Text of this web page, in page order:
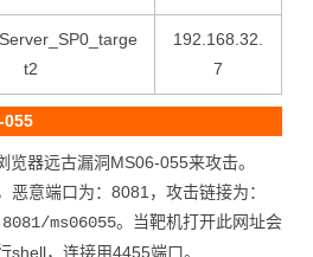
t2
192.168.32.
7
055
器远古漏洞MS06-055来攻击。
恶意端口为：8081，攻击链接为：
ms06055。当靶机打开此网址会
shell，连接用4455端口。